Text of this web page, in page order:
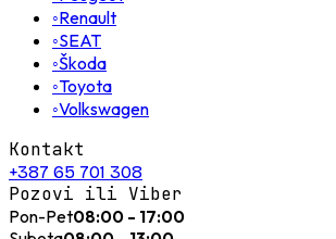
◦Renault
◦SEAT
◦Škoda
◦Toyota
◦Volkswagen
Kontakt
+387 65 701 308
Pozovi ili Viber
Pon-Pet08:00 - 17:00